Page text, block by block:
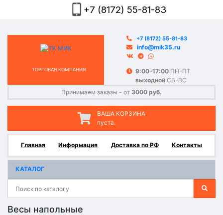
+7 (8172) 55-81-83
ТОРГОВАЯ КОМПАНИЯ
Принимаем заказы - от 3000 руб.
+7 (8172) 55-81-83
info@mik35.ru
9:00-17:00 ПН-ПТ
выходной СБ-ВС
ВАША КОРЗИНА
пуста.
Главная Информация Доставка по РФ Контакты
КАТАЛОГ
Весы напольные